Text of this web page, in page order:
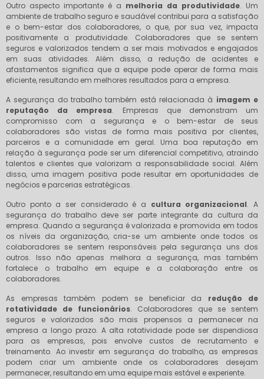
Outro aspecto importante é a melhoria da produtividade. Um
ambiente de trabalho seguro e saudável contribui para a satisfação
e o bem-estar dos colaboradores, o que, por sua vez, impacta
positivamente a produtividade. Colaboradores que se sentem
seguros e valorizados tendem a ser mais motivados e engajados
em suas atividades. Além disso, a redução de acidentes e
afastamentos significa que a equipe pode operar de forma mais
eficiente, resultando em melhores resultados para a empresa.
A segurança do trabalho também está relacionada à imagem e
reputação da empresa. Empresas que demonstram um
compromisso com a segurança e o bem-estar de seus
colaboradores são vistas de forma mais positiva por clientes,
parceiros e a comunidade em geral. Uma boa reputação em
relação à segurança pode ser um diferencial competitivo, atraindo
talentos e clientes que valorizam a responsabilidade social. Além
disso, uma imagem positiva pode resultar em oportunidades de
negócios e parcerias estratégicas.
Outro ponto a ser considerado é a cultura organizacional. A
segurança do trabalho deve ser parte integrante da cultura da
empresa. Quando a segurança é valorizada e promovida em todos
os níveis da organização, cria-se um ambiente onde todos os
colaboradores se sentem responsáveis pela segurança uns dos
outros. Isso não apenas melhora a segurança, mas também
fortalece o trabalho em equipe e a colaboração entre os
colaboradores.
As empresas também podem se beneficiar da redução de
rotatividade de funcionários. Colaboradores que se sentem
seguros e valorizados são mais propensos a permanecer na
empresa a longo prazo. A alta rotatividade pode ser dispendiosa
para as empresas, pois envolve custos de recrutamento e
treinamento. Ao investir em segurança do trabalho, as empresas
podem criar um ambiente onde os colaboradores desejam
permanecer, resultando em uma equipe mais estável e experiente.